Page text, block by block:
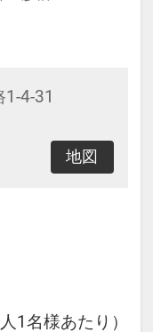
4-31
地図
1名様あたり）